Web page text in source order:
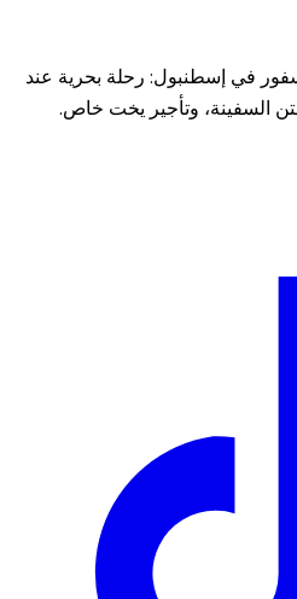
في إسطنبول: رحلة بحرية عند
السفينة، وتأجير يخت خاص.